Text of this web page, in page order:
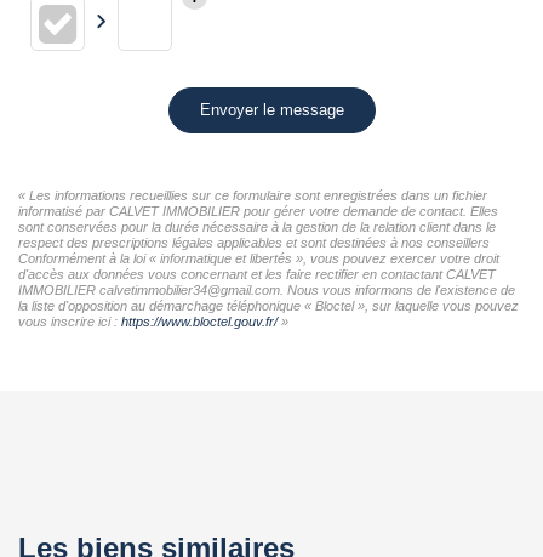
Envoyer le message
« Les informations recueillies sur ce formulaire sont enregistrées dans un fichier
informatisé par CALVET IMMOBILIER pour gérer votre demande de contact. Elles
sont conservées pour la durée nécessaire à la gestion de la relation client dans le
respect des prescriptions légales applicables et sont destinées à nos conseillers
Conformément à la loi « informatique et libertés », vous pouvez exercer votre droit
d'accès aux données vous concernant et les faire rectifier en contactant CALVET
IMMOBILIER calvetimmobilier34@gmail.com. Nous vous informons de l'existence de
la liste d'opposition au démarchage téléphonique « Bloctel », sur laquelle vous pouvez
vous inscrire ici : https://www.bloctel.gouv.fr/»
Les biens similaires